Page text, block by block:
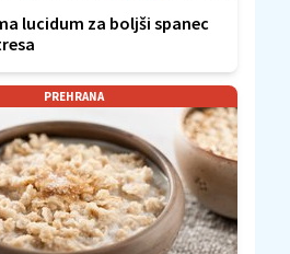
lucidum za boljši spanec
PREHRANA